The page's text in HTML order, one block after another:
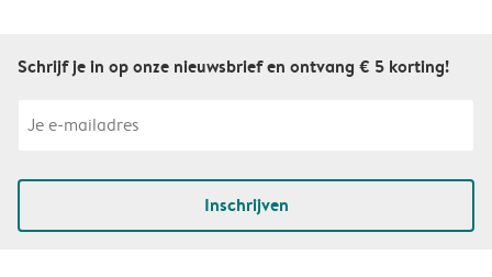
Schrijf je in op onze nieuwsbrief en ontvang € 5 korting!
Inschrijven